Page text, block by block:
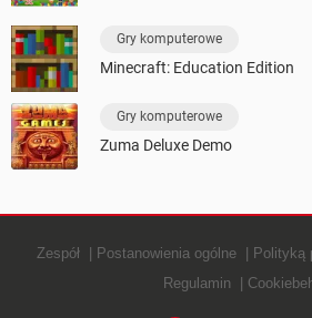
Gry komputerowe
Minecraft: Education Edition
Gry komputerowe
Zuma Deluxe Demo
Zespół Postanowienia ogólne Polityką
Regulamin